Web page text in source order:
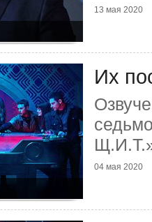
13 мая 2020
Их
04 мая 2020